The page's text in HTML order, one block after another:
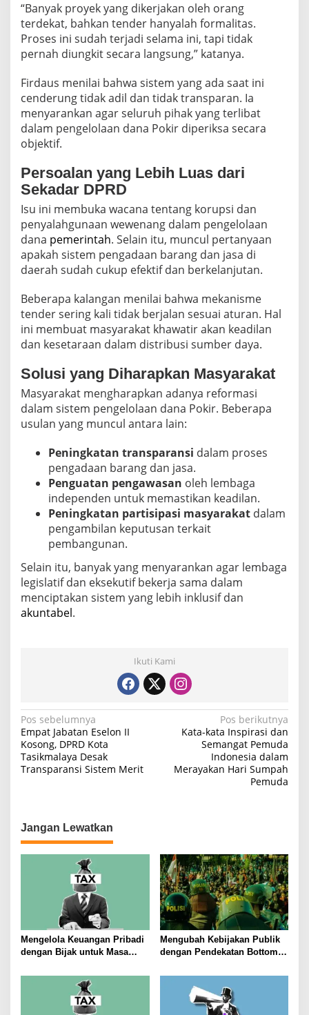
“Banyak proyek yang dikerjakan oleh orang
terdekat, bahkan tender hanyalah formalitas.
Proses ini sudah terjadi selama ini, tapi tidak
pernah diungkit secara langsung,” katanya.
Firdaus menilai bahwa sistem yang ada saat ini
cenderung tidak adil dan tidak transparan. Ia
menyarankan agar seluruh pihak yang terlibat
dalam pengelolaan dana Pokir diperiksa secara
objektif.
Persoalan yang Lebih Luas dari
Sekadar DPRD
Isu ini membuka wacana tentang korupsi dan
penyalahgunaan wewenang dalam pengelolaan
dana pemerintah. Selain itu, muncul pertanyaan
apakah sistem pengadaan barang dan jasa di
daerah sudah cukup efektif dan berkelanjutan.
Beberapa kalangan menilai bahwa mekanisme
tender sering kali tidak berjalan sesuai aturan. Hal
ini membuat masyarakat khawatir akan keadilan
dan kesetaraan dalam distribusi sumber daya.
Solusi yang Diharapkan Masyarakat
Masyarakat mengharapkan adanya reformasi
dalam sistem pengelolaan dana Pokir. Beberapa
usulan yang muncul antara lain:
Peningkatan transparansi dalam proses
pengadaan barang dan jasa.
Penguatan pengawasan oleh lembaga
independen untuk memastikan keadilan.
Peningkatan partisipasi masyarakat dalam
pengambilan keputusan terkait
pembangunan.
Selain itu, banyak yang menyarankan agar lembaga
legislatif dan eksekutif bekerja sama dalam
menciptakan sistem yang lebih inklusif dan
akuntabel.
Ikuti Kami
N
a
v
a
s
i
Pos sebelumnya
Empat Jabatan Eselon II
Kosong, DPRD Kota
Tasikmalaya Desak
Transparansi Sistem Merit
Pos berikutnya
Kata-kata Inspirasi dan
Semangat Pemuda
Indonesia dalam
Merayakan Hari Sumpah
Pemuda
Jangan Lewatkan
Mengelola Keuangan Pribadi
dengan Bijak untuk Masa
Mengubah Kebijakan Publik
dengan Pendekatan Bottom-